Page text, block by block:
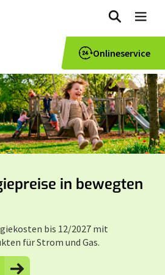
Onlineservice
in bewegten
bis 12/2027 mit
für Strom und Gas.